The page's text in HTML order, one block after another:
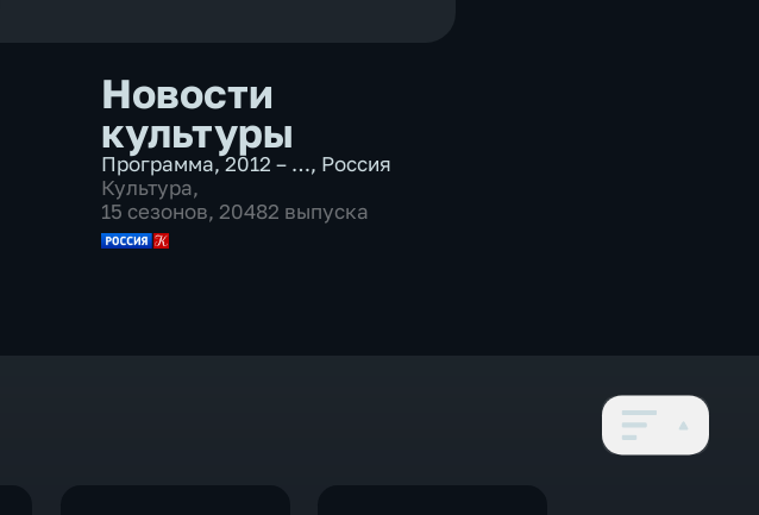
Новости
культуры
Программа,2012 – …, Россия
Культура,
15 сезонов, 20482 выпуска